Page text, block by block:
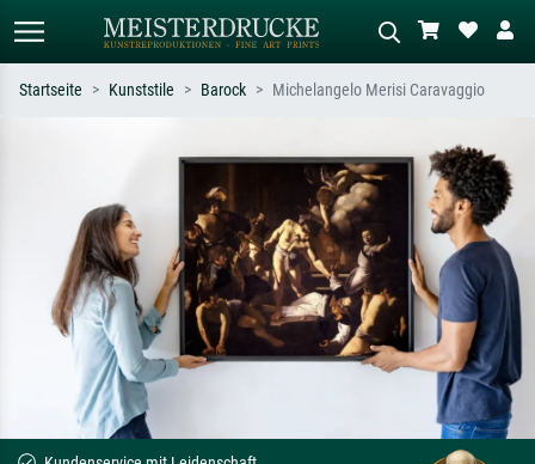
oder Stilen – z.B. Monet,
Sternennacht, Impressionismus, Welle
Hokusai, Akt.
Beschreiben Sie die Szene – z.B. Grüne
Wiese, Abstrakt mit viel Rot, Dunkles
Ölgemälde, Stehender Akt neben einem
Baum.
Startseite Kunststile Barock Michelangelo Merisi Caravaggio